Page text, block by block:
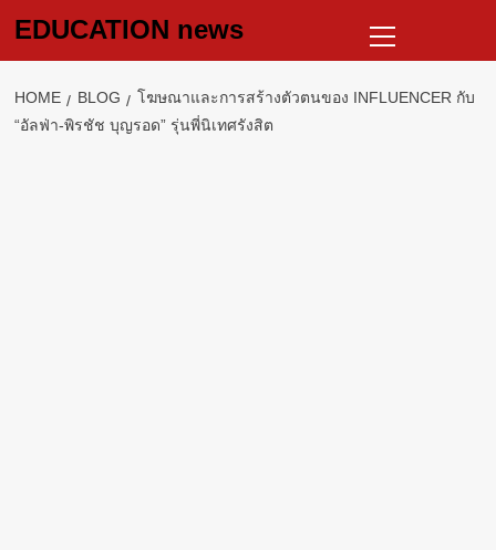
EDUCATION news
Menu
HOME BLOG
โฆษณาและการสร้างตัวตนของ INFLUENCER กับ
“อัลฟ่า-พิรชัช บุญรอด” รุ่นพี่นิเทศรังสิต